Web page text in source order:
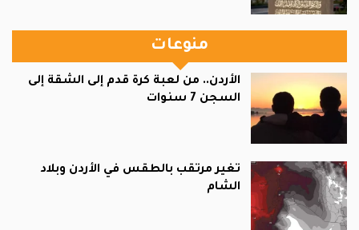
منوعات
الأردن.. من لعبة كرة قدم إلى الشقة إلى
السجن 7 سنوات
تغير مرتقب بالطقس في الأردن وبلاد
الشام